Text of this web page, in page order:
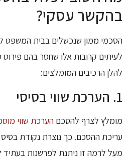
בהקשר עסקי?
הסכמי ממון שנכשלים בבית המשפט
לעיתים קרובות אלו שחסר בהם פירוט
להלן הרכיבים המומלצים:
1. הערכת שווי בסיסי
מומלץ לצרף להסכם הערכת שווי
עריכת ההסכם. כך נוצרת נקודת בסיס
מעל לרמה זו ניתנת לפרשנות בעתיד